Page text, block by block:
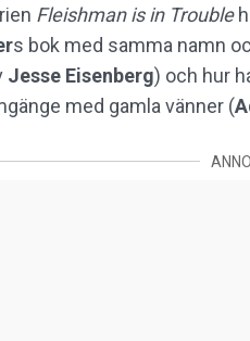
Fleishman is in Trouble
s bok med samma namn
Jesse Eisenberg) och hur
med gamla vänner (